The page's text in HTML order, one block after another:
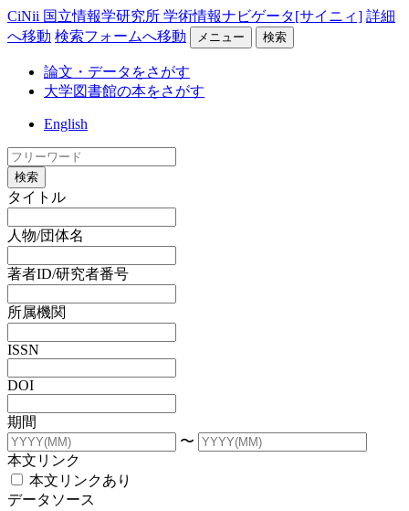
CiNii 国立情報学研究所 学術情報ナビゲータ[サイニィ] 詳細
へ移動 検索フォームへ移動 メニュー 検索
論文・データをさがす
大学図書館の本をさがす
English
検索
タイトル
人物/団体名
著者ID/研究者番号
所属機関
ISSN
DOI
期間
〜
本文リンク
本文リンクあり
データソース